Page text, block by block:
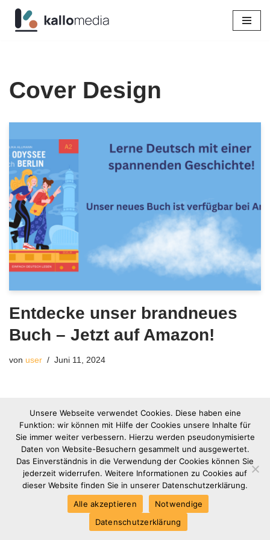
Zum
Cover Design
Entdecke unser brandneues
Buch – Jetzt auf Amazon!
von user Juni 11, 2024
Impressum Datenschutzerklärung
Unsere Webseite verwendet Cookies. Diese haben eine
Funktion: wir können mit Hilfe der Cookies unsere Inhalte für
Sie immer weiter verbessern. Hierzu werden pseudonymisierte
Daten von Website-Besuchern gesammelt und ausgewertet.
Das Einverständnis in die Verwendung der Cookies können Sie
jederzeit widerrufen. Weitere Informationen zu Cookies auf
dieser Website finden Sie in unserer Datenschutzerklärung.
Alle akzeptieren
Notwendige
Datenschutzerklärung